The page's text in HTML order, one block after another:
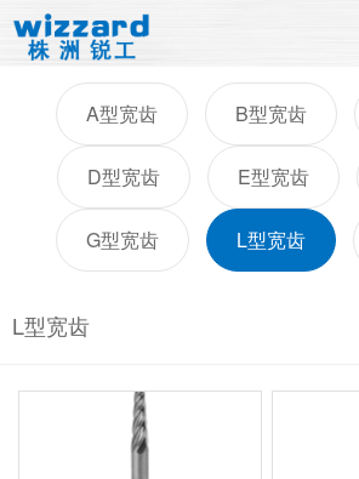
A型宽齿 B型宽齿
D型宽齿 E型宽齿
G型宽齿 L型宽齿
L型宽齿